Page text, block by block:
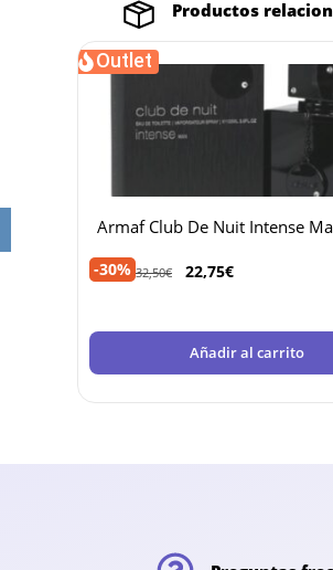
Productos
Outlet
Armaf Club De Nuit Intense
-30% 32,50€ 22,75€
Añadir al carrito